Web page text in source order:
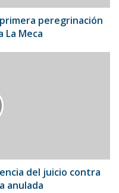
peregrinación
La Meca
del juicio contra
anulada